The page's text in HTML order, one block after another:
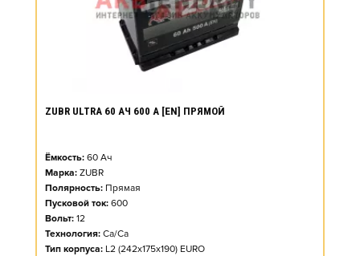
ZUBR ULTRA 60 АЧ 600 А [EN] ПРЯМОЙ
Ёмкость: 60 Ач
Марка: ZUBR
Полярность: Прямая
Пусковой ток: 600
Вольт: 12
Технология: Ca/Ca
Тип корпуса: L2 (242x175x190) EURO